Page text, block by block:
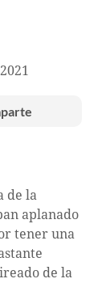
de la
aplanado
tener una
de la